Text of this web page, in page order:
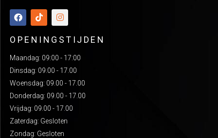
OPENINGSTIJDEN
Maandag: 09:00 - 17:00
Dinsdag: 09.00 - 17.00
Woensdag: 09.00 - 17.00
Donderdag: 09.00 - 17.00
Vrijdag: 09.00 - 17.00
Zaterdag: Gesloten
Zondag: Gesloten